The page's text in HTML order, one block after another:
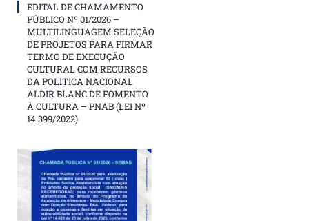
EDITAL DE CHAMAMENTO
PÚBLICO Nº 01/2026 –
MULTILINGUAGEM SELEÇÃO
DE PROJETOS PARA FIRMAR
TERMO DE EXECUÇÃO
CULTURAL COM RECURSOS
DA POLÍTICA NACIONAL
ALDIR BLANC DE FOMENTO
À CULTURA – PNAB (LEI Nº
14.399/2022)